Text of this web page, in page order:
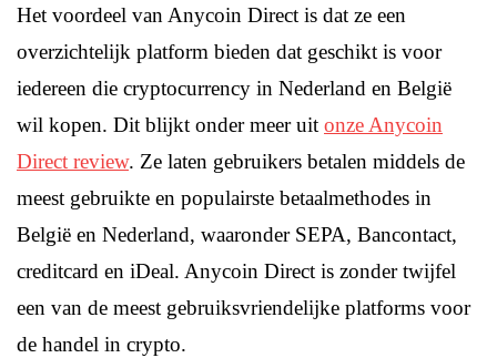
Het voordeel van Anycoin Direct is dat ze een
overzichtelijk platform bieden dat geschikt is voor
iedereen die cryptocurrency in Nederland en België
wil kopen. Dit blijkt onder meer uit onze Anycoin
Direct review. Ze laten gebruikers betalen middels de
meest gebruikte en populairste betaalmethodes in
België en Nederland, waaronder SEPA, Bancontact,
creditcard en iDeal. Anycoin Direct is zonder twijfel
een van de meest gebruiksvriendelijke platforms voor
de handel in crypto.